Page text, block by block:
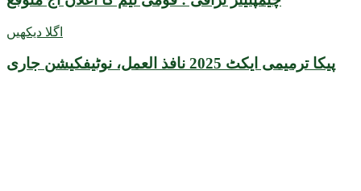
اگلا دیکھیں
پیکا ترمیمی ایکٹ 2025 نافذ العمل، نوٹیفکیشن جاری